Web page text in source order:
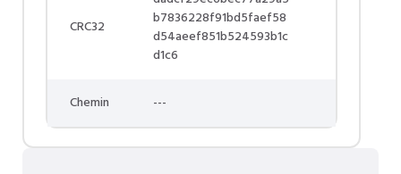
CRC32
b7836228f91bd5faef58
d54aeef851b524593b1c
d1c6
Chemin ---